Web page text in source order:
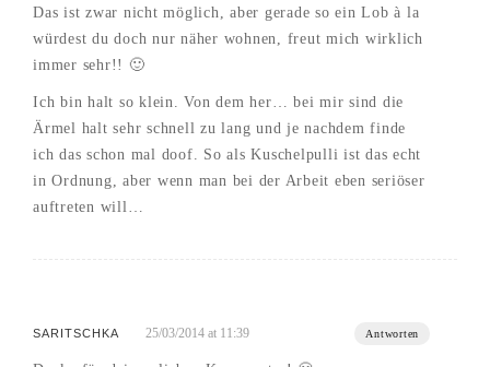
Das ist zwar nicht möglich, aber gerade so ein Lob à la
würdest du doch nur näher wohnen, freut mich wirklich
immer sehr!! 🙂
Ich bin halt so klein. Von dem her… bei mir sind die
Ärmel halt sehr schnell zu lang und je nachdem finde
ich das schon mal doof. So als Kuschelpulli ist das echt
in Ordnung, aber wenn man bei der Arbeit eben seriöser
auftreten will…
SARITSCHKA 25/03/2014 at 11:39 Antworten